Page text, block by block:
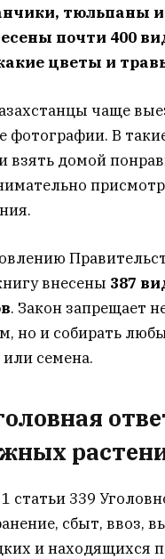
тюльпаны
почти 400
цветы и
чаще
фотографии. В
взять домой
внесены 387
. Закон запрещает
но и собирать
семена.
статьи 339
сбыт, ввоз,
и находящихся